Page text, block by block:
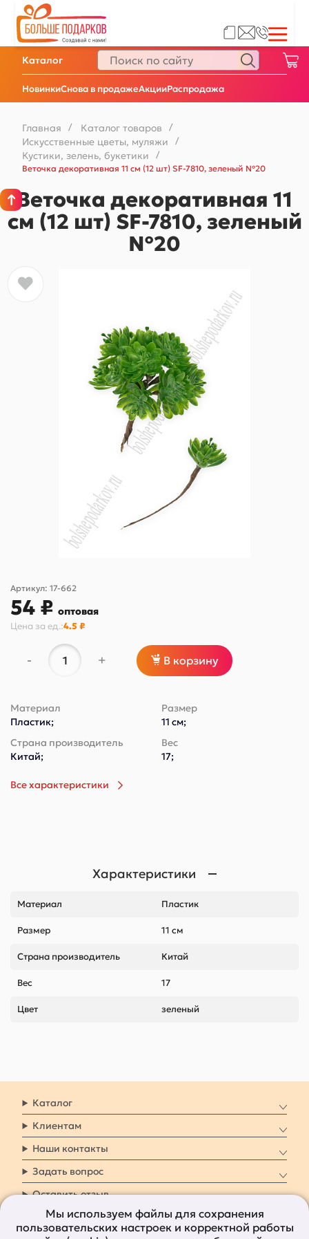
НовинкиСнова в продажеАкцииРаспродажа
Каталог
Главная / Каталог товаров /
Искусственные цветы, муляжи /
Кустики, зелень, букетики
/
Веточка декоративная 11 см (12 шт) SF-7810, зеленый №20
Веточка декоративная 11
см (12 шт) SF-7810, зеленый
№20
Артикул: 17-662
54 ₽ оптовая
Цена за ед.:4.5 ₽
- + В корзину
Материал
Пластик;
Размер
11 см;
Страна производитель
Китай;
Вес
17;
Все характеристики
Характеристики
Материал Пластик
Размер 11 см
Страна производитель Китай
Вес 17
Цвет зеленый
Каталог
Клиентам
Наши контакты
Задать вопрос
Оставить отзыв
8 800 7009 161 Заказать звонок
Мы используем файлы для сохранения
пользовательских настроек и корректной работы